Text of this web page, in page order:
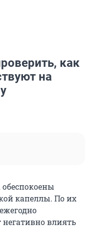
как
на
капеллы. По их
влиять